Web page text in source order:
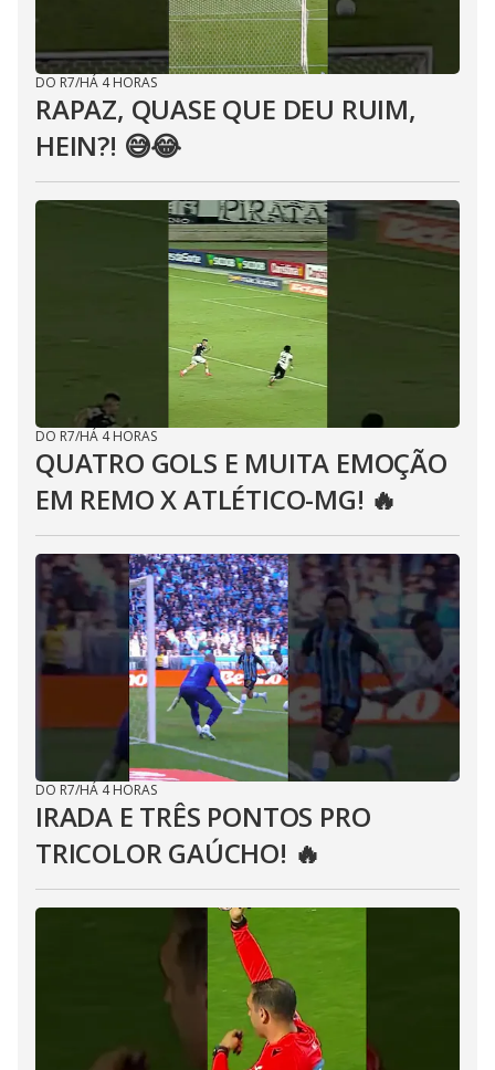
DO R7/HÁ 4 HORAS
RAPAZ, QUASE QUE DEU RUIM,
HEIN?! 😅😂⁣
DO R7/HÁ 4 HORAS
QUATRO GOLS E MUITA EMOÇÃO
EM REMO X ATLÉTICO-MG! 🔥
DO R7/HÁ 4 HORAS
IRADA E TRÊS PONTOS PRO
TRICOLOR GAÚCHO! 🔥